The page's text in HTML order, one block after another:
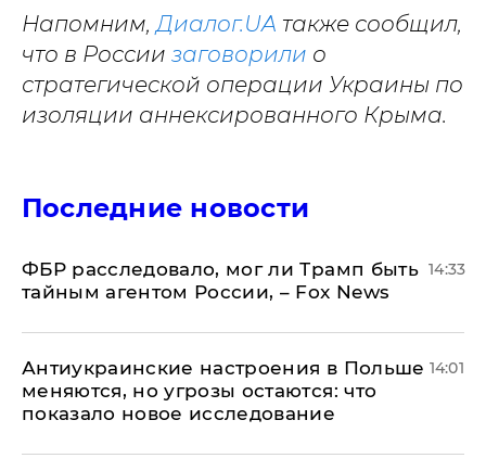
Напомним,Диалог.UA также сообщил,
что в России заговорили о
стратегической операции Украины по
изоляции аннексированного Крыма.
Последние новости
ФБР расследовало, мог ли Трамп быть
тайным агентом России, – Fox News
14:33
Антиукраинские настроения в Польше
меняются, но угрозы остаются: что
показало новое исследование
14:01